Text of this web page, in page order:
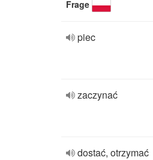
Frage
piec
zaczynać
dostać, otrzymać